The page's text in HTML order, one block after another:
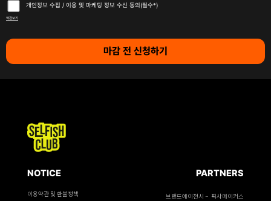
개인정보 수집 / 이용 및 마케팅 정보 수신 동의(필수*)
약관보기
NOTICE PARTNERS
이용약관 및 환불정책 브랜드에이전시 - 픽사메이커스